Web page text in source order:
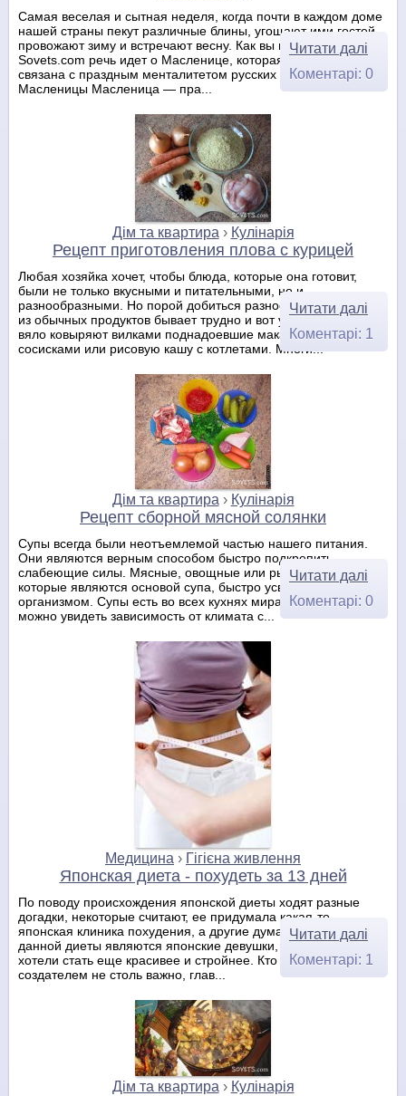
Самая веселая и сытная неделя, когда почти в каждом доме
нашей страны пекут различные блины, угощают ими гостей,
провожают зиму и встречают весну. Как вы поняли, на
Sovets.com речь идет о Масленице, которая неразрывно
связана с праздным менталитетом русских людей. История
Масленицы Масленица — пра...
Читати далі
Коментарі: 0
Дім та квартира › Кулінарія
Рецепт приготовления плова с курицей
Любая хозяйка хочет, чтобы блюда, которые она готовит,
были не только вкусными и питательными, но и
разнообразными. Но порой добиться разнообразия кушаний
из обычных продуктов бывает трудно и вот уже домашние
вяло ковыряют вилками поднадоевшие макароны с
сосисками или рисовую кашу с котлетами. Многи...
Читати далі
Коментарі: 1
Дім та квартира › Кулінарія
Рецепт сборной мясной солянки
Супы всегда были неотъемлемой частью нашего питания.
Они являются верным способом быстро подкрепить
слабеющие силы. Мясные, овощные или рыбные бульоны,
которые являются основой супа, быстро усваиваются
организмом. Супы есть во всех кухнях мира и в их рецептах
можно увидеть зависимость от климата с...
Читати далі
Коментарі: 0
Медицина › Гігієна живлення
Японская диета - похудеть за 13 дней
По поводу происхождения японской диеты ходят разные
догадки, некоторые считают, ее придумала какая-то
японская клиника похудения, а другие думают, что авторами
данной диеты являются японские девушки, которые просто
хотели стать еще красивее и стройнее. Кто же является
создателем не столь важно, глав...
Читати далі
Коментарі: 1
Дім та квартира › Кулінарія